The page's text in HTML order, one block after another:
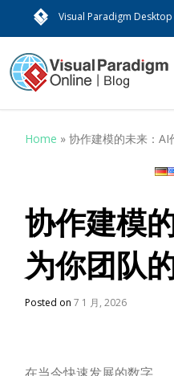
Visual Paradigm Desktop
Home »协作建模的未来：
协作建模
为你团队
Posted on7 1 月, 2026